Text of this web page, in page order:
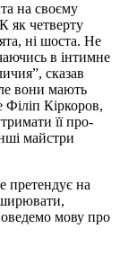
на своєму
як четверту
ні шоста. Не
в інтимне
сказав
вони мають
Кіркоров,
її про­
майстри
претендує на
мову про